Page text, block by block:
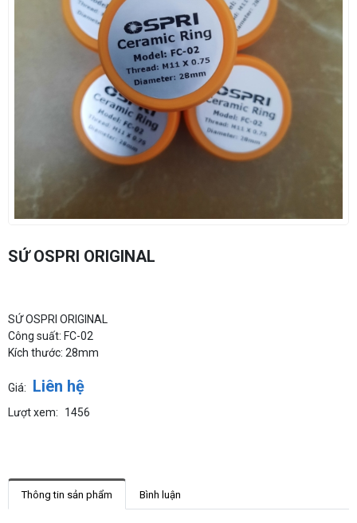
SỨ OSPRI ORIGINAL
SỨ OSPRI ORIGINAL
Công suất: FC-02
Kích thước: 28mm
Giá: Liên hệ
Lượt xem: 1456
Thông tin sản phẩm Bình luận